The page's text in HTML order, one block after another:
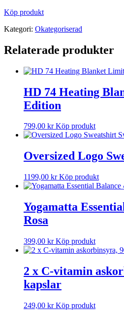
Köp produkt
Kategori: Okategoriserad
Relaterade produkter
HD 74 Heating
Edition
799,00 kr Köp produkt
Oversized Logo
1199,00 kr Köp produkt
Yogamatta
Rosa
399,00 kr Köp produkt
2 x C-vitamin
kapslar
249,00 kr Köp produkt